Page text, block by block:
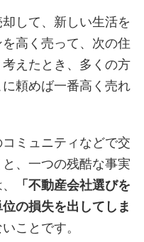
して、新しい生活を
高く売って、次の住
えたとき、多くの方
頼めば一番高く売れ
ミュニティなどで交
、一つの残酷な事実
「不動産会社選びを
の損失を出してしま
ことです。